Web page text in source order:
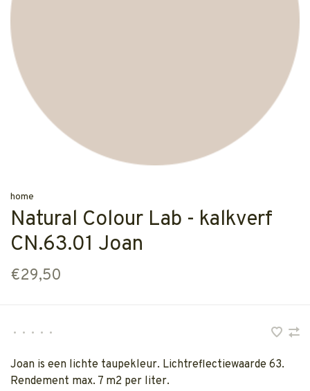
home
Natural Colour Lab - kalkverf
CN.63.01 Joan
€29,50
• • • • •
Joan is een lichte taupekleur. Lichtreflectiewaarde 63.
Rendement max. 7 m2 per liter.